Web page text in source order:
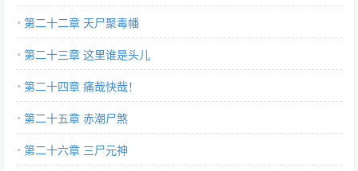
第二十二章 天尸聚毒幡
第二十三章 这里谁是头儿
第二十四章 痛哉快哉！
第二十五章 赤潮尸煞
第二十六章 三尸元神